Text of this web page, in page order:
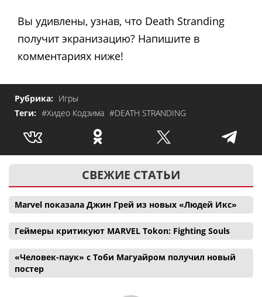
Вы удивлены, узнав, что Death Stranding
получит экранизацию? Напишите в
комментариях ниже!
Рубрика: Игры
Теги: #Хидео Кодзима #DEATH STRANDING
СВЕЖИЕ СТАТЬИ
Marvel показала Джин Грей из новых «Людей Икс»
Геймеры критикуют MARVEL Tokon: Fighting Souls
«Человек-паук» с Тоби Магуайром получил новый
постер